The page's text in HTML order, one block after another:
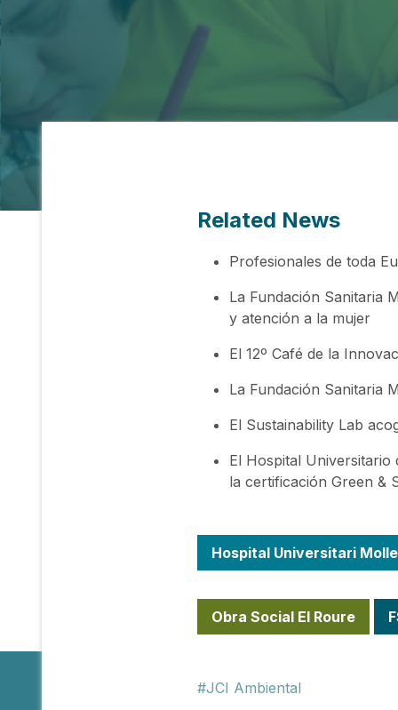
Related News
Profesionales de toda
La Fundación Sanitaria
y atención a la mujer
El 12º Café de la
La Fundación Sanitaria
El Sustainability Lab
El Hospital
la certificación Green &
Hospital Universitari
Obra Social El Roure
JCI Ambiental